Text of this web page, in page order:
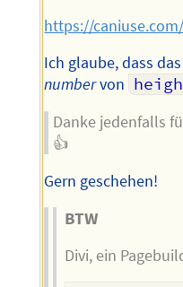
https://
Ich glaube, dass
numbervon
Danke jedenfalls
👍
Gern geschehen!
BTW
Divi, ein